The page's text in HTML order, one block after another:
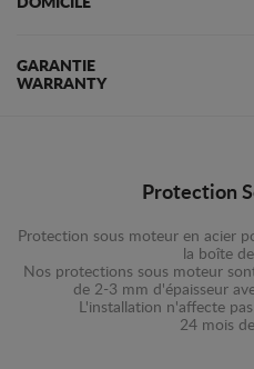
DOMICILE
GARANTIE
WARRANTY
Protection
Protection sous moteur en acier
la boîte
Nos protections sous moteur
de 2-3 mm d'épaisseur
L'installation n'affecte
24 mois